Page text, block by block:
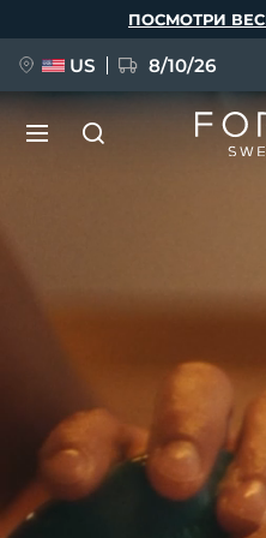
ПОСМОТРИ
US 8/10/26
FAQ™ Pure Beauty-
issa™ Teeth Whitening
Italiano
Polski
Svenska
Türkçe
简体中文